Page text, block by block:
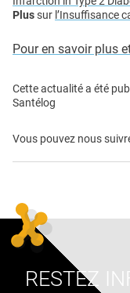
Plussur l’Insuffisance
Pour en savoir plus
Cette actualité a été
Santélog
Vous pouvez nous
RESTEZ